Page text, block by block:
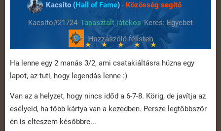
Kacsito (Hall of Fame) - Közösség segítő
Kacsito#21724 Tapasztalt játékos Keres: Egyebet
Ha lenne egy 2 manás 3/2, ami csatakiáltásra húzna egy
lapot, az tuti, hogy legendás lenne :)
Van az a helyzet, hogy nincs időd a 6-7-8. Körig, de javítja az
esélyeid, ha több kártya van a kezedben. Persze legtöbbször
én is elteszem későbbre...